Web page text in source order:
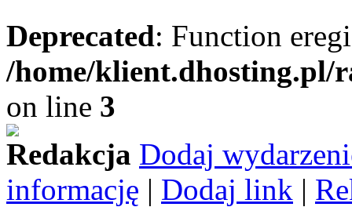
Deprecated: Function
/home/
on line 3
Redakcja Dodaj
informację | Dodaj link |